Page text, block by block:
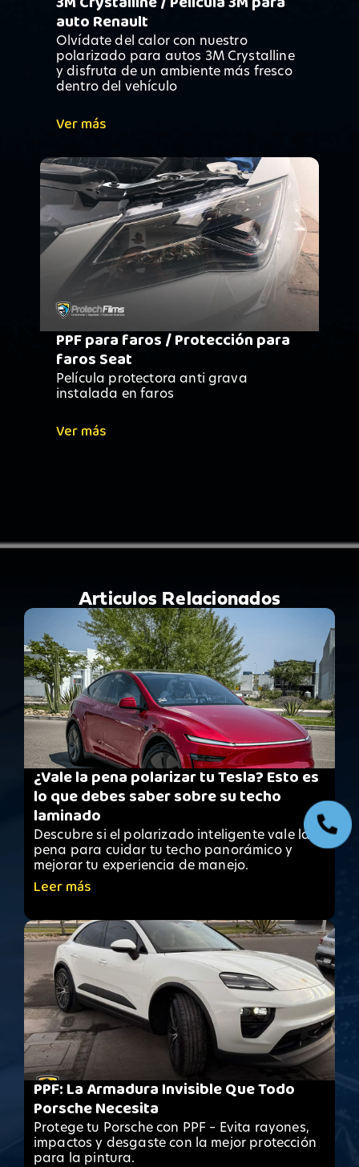
auto Renault
Olvídate del calor con nuestro
polarizado para autos 3M Crystalline
y disfruta de un ambiente más fresco
dentro del vehículo
Ver más
PPF para faros / Protección para
faros Seat
Película protectora anti grava
instalada en faros
Ver más
Articulos Relacionados
¿Vale la pena polarizar tu Tesla? Esto es
lo que debes saber sobre su techo
laminado
Descubre si el polarizado inteligente vale la
pena para cuidar tu techo panorámico y
mejorar tu experiencia de manejo.
Leer más
PPF: La Armadura Invisible Que Todo
Porsche Necesita
Protege tu Porsche con PPF – Evita rayones,
impactos y desgaste con la mejor protección
para la pintura.